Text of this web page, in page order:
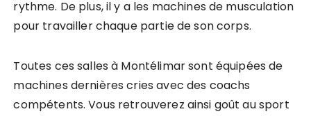
rythme. De plus, il y a les machines de musculation
pour travailler chaque partie de son corps.
Toutes ces salles à Montélimar sont équipées de
machines dernières cries avec des coachs
compétents. Vous retrouverez ainsi goût au sport